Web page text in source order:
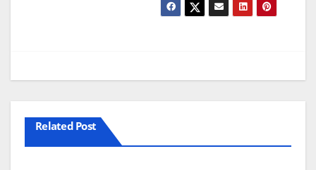
Related Post